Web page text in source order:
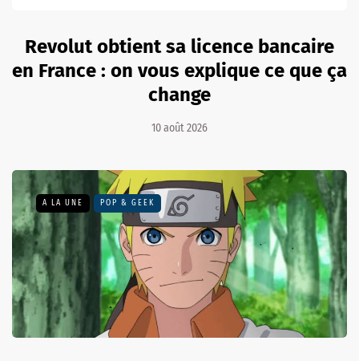
Revolut obtient sa licence bancaire
en France : on vous explique ce que ça
change
10 août 2026
A LA UNE POP & GEEK